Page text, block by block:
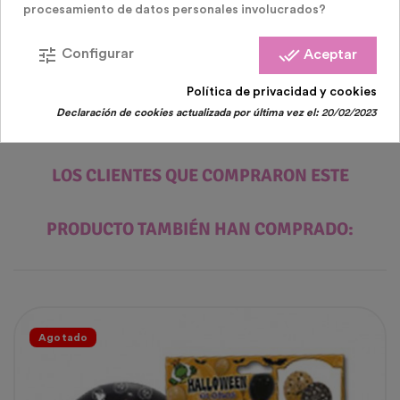
LOS CLIENTES QUE COMPRARON ESTE
PRODUCTO TAMBIÉN HAN COMPRADO:
Agotado
procesamiento de datos personales involucrados?
done_all Aceptar
tune Configurar
Política de privacidad y cookies
Declaración de cookies actualizada por última vez el:20/02/2023